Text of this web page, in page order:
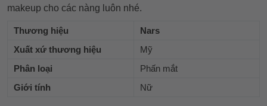
makeup cho các nàng luôn nhé.
Thương hiệu
Nars
Xuất xứ thương hiệu
Mỹ
Phân loại
Phấn mắt
Giới tính
Nữ